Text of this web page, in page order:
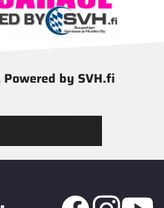
Powered by SVH.fi